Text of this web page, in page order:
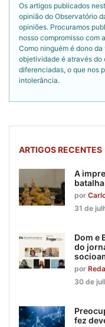
Os artigos publicados
opinião do Observatório
opiniões. Procuramos
nosso compromisso com
Como ninguém é dono
objetividade é através
diferenciadas, o que nos
intolerância.
ARTIGOS RECENTES
A
por
31 de
Dom e
do
por
30 de
fez